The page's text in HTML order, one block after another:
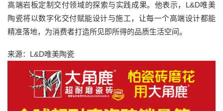
高端岩板定制交付领域的探索与实践成果。他表示，L&D唯美
陶瓷将以数字化交付赋能设计与施工，让每一个高端设计都能
精准落地，为消费者打造所见即所得的品质生活空间。
来源：L&D唯美陶瓷